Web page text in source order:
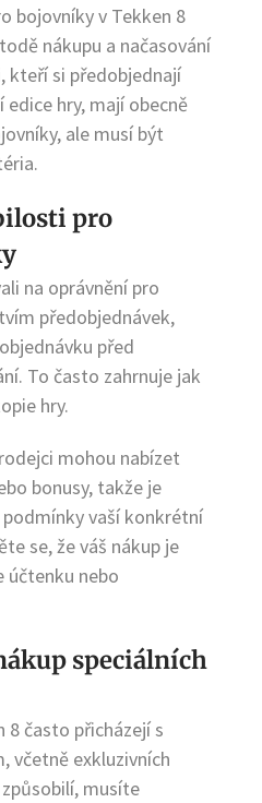
bojovníky v Tekken 8
nákupu a načasování
kteří si předobjednají
edice hry, mají obecně
ale musí být
pro
na oprávnění pro
předobjednávek,
před
To často zahrnuje jak
hry.
mohou nabízet
bonusy, takže je
vaší konkrétní
se, že váš nákup je
účtenku nebo
speciálních
8 často přicházejí s
včetně exkluzivních
musíte